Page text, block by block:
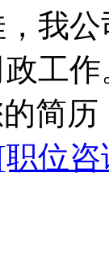
我
工作
简
职位